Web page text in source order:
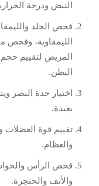
النبض ودرجة
فحص الجلد
الليمفاوية،
المريض لتقييم
البطن.
اختبار حدة البصر
بعيدة.
تقييم قوة
والعظام.
فحص الرأس
والأنف والحنجرة.